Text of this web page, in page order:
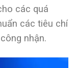
các quá
các tiêu chí
nhận.